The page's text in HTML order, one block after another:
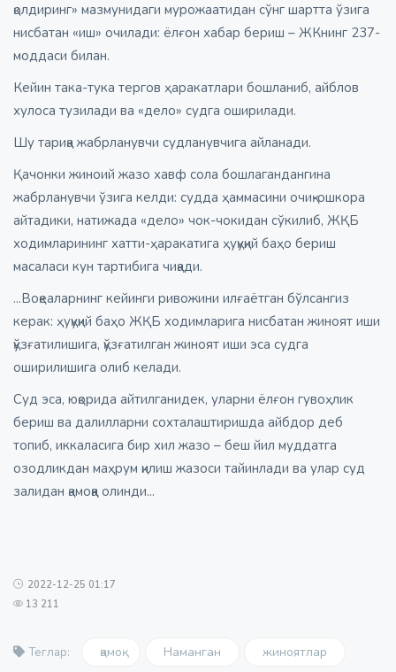
қолдиринг» мазмунидаги мурожаатидан сўнг шартта ўзига
нисбатан «иш» очилади: ёлғон хабар бериш – ЖКнинг 237-
моддаси билан.
Кейин така-тука тергов ҳаракатлари бошланиб, айблов
хулоса тузилади ва «дело» судга оширилади.
Шу тариқа жабрланувчи судланувчига айланади.
Қачонки жиноий жазо хавф сола бошлагандангина
жабрланувчи ўзига келди: судда ҳаммасини очиқ-ошкора
айтадики, натижада «дело» чок-чокидан сўкилиб, ЖҚБ
ходимларининг хатти-ҳаракатига ҳуқуқий баҳо бериш
масаласи кун тартибига чиқади.
...Воқеаларнинг кейинги ривожини илғаётган бўлсангиз
керак: ҳуқуқий баҳо ЖҚБ ходимларига нисбатан жиноят иши
қўзғатилишига, қўзғатилган жиноят иши эса судга
оширилишига олиб келади.
Суд эса, юқорида айтилганидек, уларни ёлғон гувоҳлик
бериш ва далилларни сохталаштиришда айбдор деб
топиб, иккаласига бир хил жазо – беш йил муддатга
озодликдан маҳрум қилиш жазоси тайинлади ва улар суд
залидан қамоққа олинди...
2022-12-25 01:17
13 211
Теглар: қамоқ Наманган жиноятлар